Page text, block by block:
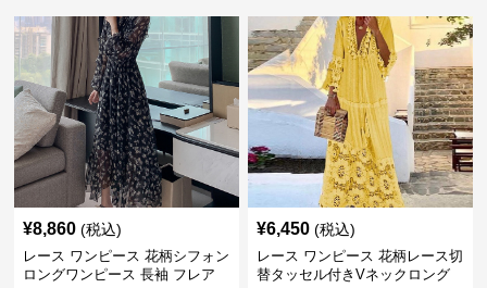
¥8,860 (税込)
レース ワンピース 花柄シフォン
ロングワンピース 長袖 フレア
¥6,450 (税込)
レース ワンピース 花柄レース切
替タッセル付きVネックロング